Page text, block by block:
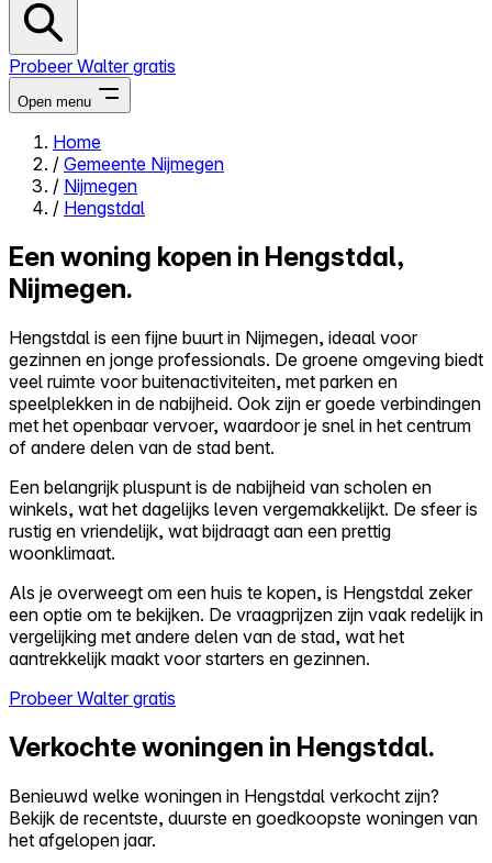
Probeer Walter gratis
Open menu
Close menu
Zelf kopen
Reviews
Prijzen
Log in
Probeer Walter gratis
Home
/ Gemeente Nijmegen
/ Nijmegen
/ Hengstdal
Een woning kopen in Hengstdal,
Nijmegen.
Hengstdal is een fijne buurt in Nijmegen, ideaal voor
gezinnen en jonge professionals. De groene omgeving biedt
veel ruimte voor buitenactiviteiten, met parken en
speelplekken in de nabijheid. Ook zijn er goede verbindingen
met het openbaar vervoer, waardoor je snel in het centrum
of andere delen van de stad bent.
Een belangrijk pluspunt is de nabijheid van scholen en
winkels, wat het dagelijks leven vergemakkelijkt. De sfeer is
rustig en vriendelijk, wat bijdraagt aan een prettig
woonklimaat.
Als je overweegt om een huis te kopen, is Hengstdal zeker
een optie om te bekijken. De vraagprijzen zijn vaak redelijk in
vergelijking met andere delen van de stad, wat het
aantrekkelijk maakt voor starters en gezinnen.
Probeer Walter gratis
Verkochte woningen in Hengstdal.
Benieuwd welke woningen in Hengstdal verkocht zijn?
Bekijk de recentste, duurste en goedkoopste woningen van
het afgelopen jaar.